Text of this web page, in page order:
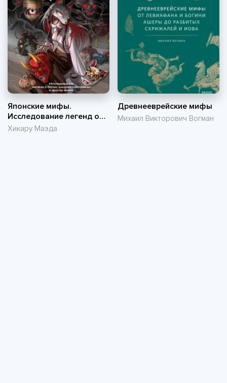
Японские мифы.
Исследование легенд о
богах, кицунэ, призраках
Хикару Маэда
Древнееврейские мифы
Михаил Викторович Вогман